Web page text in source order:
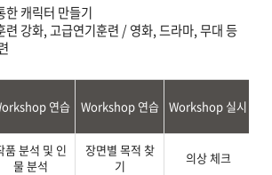
한 캐릭터 만들기
련 강화, 고급연기훈련 / 영화, 드라마, 무대 등
연습 Workshop 연습 Workshop 실시
품 분석 및 인
물 분석
장면별 목적 찾
기
의상 체크